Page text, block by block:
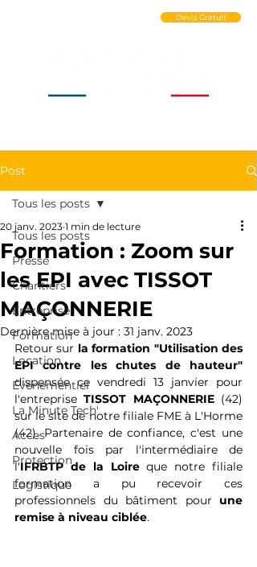
Devis Gratuit
Post
Tous les posts
Presse
Chantiers
Entreprise
Formation
Location
Événementiel
La Minute Tech'
Acces
Protection
Logistique
Tous les posts
Formation : Zoom sur
les EPI avec TISSOT
MAÇONNERIE
20 janv. 2023 1 min de lecture
Dernière mise à jour : 31 janv. 2023
Retour sur la formation "Utilisation des
dispensée ce vendredi 13 janvier pour
l'entreprise TISSOT MAÇONNERIE (42)
sur le site de notre filiale FME à L'Horme
(42). Partenaire de confiance, c'est une
nouvelle fois par l'intermédiaire de
l'IFRBTP de la Loire que notre filiale
formation a pu recevoir ces
professionnels du bâtiment pour une
remise à niveau ciblée.